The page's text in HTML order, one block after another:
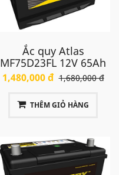
Ắc quy Atlas
MF75D23FL 12V 65Ah
1,480,000 đ 1,680,000 đ
THÊM GIỎ HÀNG